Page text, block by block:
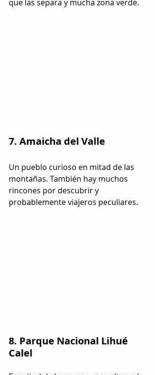
que las separa y mucha zona verde.
7. Amaicha del Valle
Un pueblo curioso en mitad de las
montañas. También hay muchos
rincones por descubrir y
probablemente viajeros peculiares.
8. Parque Nacional Lihué
Calel